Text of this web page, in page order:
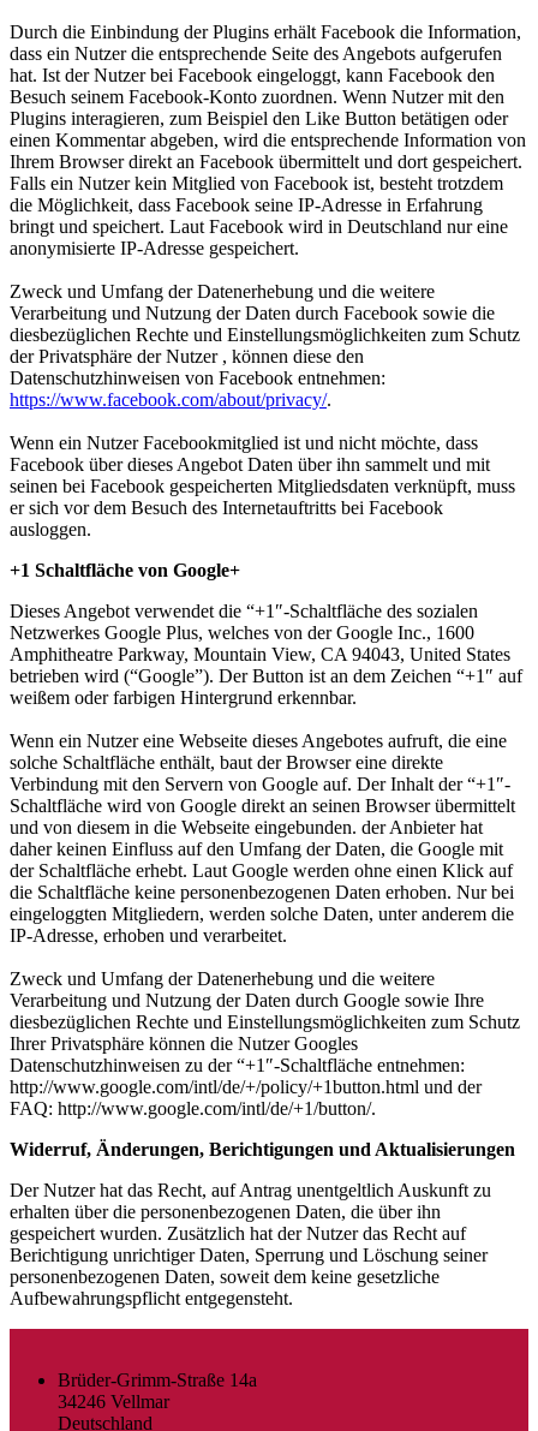
Durch die Einbindung der Plugins erhält Facebook die Information,
dass ein Nutzer die entsprechende Seite des Angebots aufgerufen
hat. Ist der Nutzer bei Facebook eingeloggt, kann Facebook den
Besuch seinem Facebook-Konto zuordnen. Wenn Nutzer mit den
Plugins interagieren, zum Beispiel den Like Button betätigen oder
einen Kommentar abgeben, wird die entsprechende Information von
Ihrem Browser direkt an Facebook übermittelt und dort gespeichert.
Falls ein Nutzer kein Mitglied von Facebook ist, besteht trotzdem
die Möglichkeit, dass Facebook seine IP-Adresse in Erfahrung
bringt und speichert. Laut Facebook wird in Deutschland nur eine
anonymisierte IP-Adresse gespeichert.
Zweck und Umfang der Datenerhebung und die weitere
Verarbeitung und Nutzung der Daten durch Facebook sowie die
diesbezüglichen Rechte und Einstellungsmöglichkeiten zum Schutz
der Privatsphäre der Nutzer , können diese den
Datenschutzhinweisen von Facebook entnehmen:
https://www.facebook.com/about/privacy/.
Wenn ein Nutzer Facebookmitglied ist und nicht möchte, dass
Facebook über dieses Angebot Daten über ihn sammelt und mit
seinen bei Facebook gespeicherten Mitgliedsdaten verknüpft, muss
er sich vor dem Besuch des Internetauftritts bei Facebook
ausloggen.
+1 Schaltfläche von Google+
Dieses Angebot verwendet die “+1″-Schaltfläche des sozialen
Netzwerkes Google Plus, welches von der Google Inc., 1600
Amphitheatre Parkway, Mountain View, CA 94043, United States
betrieben wird (“Google”). Der Button ist an dem Zeichen “+1″ auf
weißem oder farbigen Hintergrund erkennbar.
Wenn ein Nutzer eine Webseite dieses Angebotes aufruft, die eine
solche Schaltfläche enthält, baut der Browser eine direkte
Verbindung mit den Servern von Google auf. Der Inhalt der “+1″-
Schaltfläche wird von Google direkt an seinen Browser übermittelt
und von diesem in die Webseite eingebunden. der Anbieter hat
daher keinen Einfluss auf den Umfang der Daten, die Google mit
der Schaltfläche erhebt. Laut Google werden ohne einen Klick auf
die Schaltfläche keine personenbezogenen Daten erhoben. Nur bei
eingeloggten Mitgliedern, werden solche Daten, unter anderem die
IP-Adresse, erhoben und verarbeitet.
Zweck und Umfang der Datenerhebung und die weitere
Verarbeitung und Nutzung der Daten durch Google sowie Ihre
diesbezüglichen Rechte und Einstellungsmöglichkeiten zum Schutz
Ihrer Privatsphäre können die Nutzer Googles
Datenschutzhinweisen zu der “+1″-Schaltfläche entnehmen:
http://www.google.com/intl/de/+/policy/+1button.html und der
FAQ: http://www.google.com/intl/de/+1/button/.
Widerruf, Änderungen, Berichtigungen und Aktualisierungen
Der Nutzer hat das Recht, auf Antrag unentgeltlich Auskunft zu
erhalten über die personenbezogenen Daten, die über ihn
gespeichert wurden. Zusätzlich hat der Nutzer das Recht auf
Berichtigung unrichtiger Daten, Sperrung und Löschung seiner
personenbezogenen Daten, soweit dem keine gesetzliche
Aufbewahrungspflicht entgegensteht.
Brüder-Grimm-Straße 14a
34246 Vellmar
Deutschland